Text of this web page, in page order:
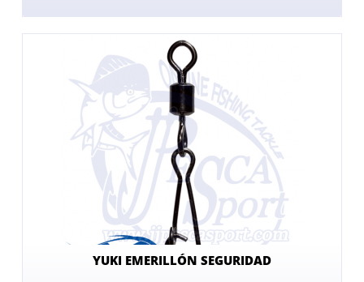
YUKI EMERILLÓN SEGURIDAD